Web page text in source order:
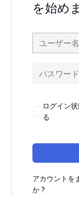
を始め
ログイン
る
アカウントを
か ?